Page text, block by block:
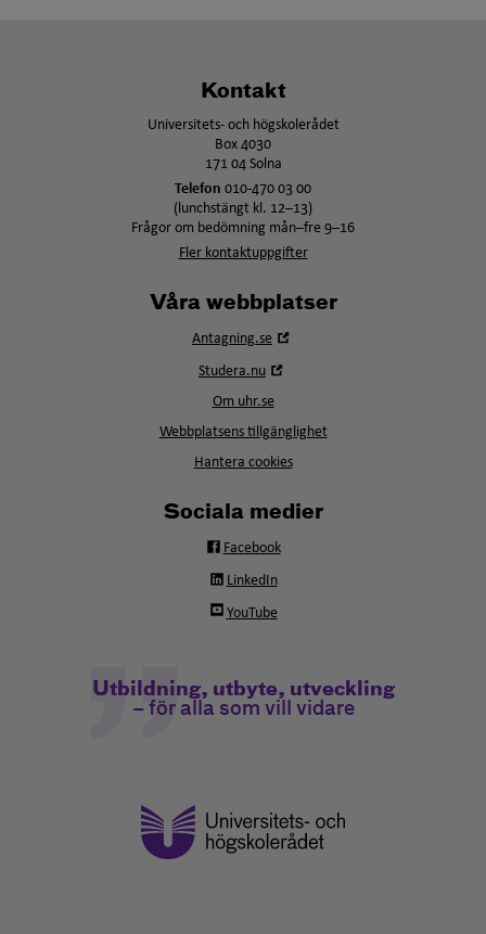
Kontakt
Universitets- och högskolerådet
Box 4030
171 04 Solna
Telefon 010-470 03 00
(lunchstängt kl. 12–13)
Frågor om bedömning mån–fre 9–16
Fler kontaktuppgifter
Våra webbplatser
Antagning.se
Studera.nu
fönster
Om uhr.se
Webbplatsens tillgänglighet
Hantera cookies
Sociala medier
Facebook
LinkedIn
YouTube
Utbildning, utbyte, utveckling
– för alla som vill vidare